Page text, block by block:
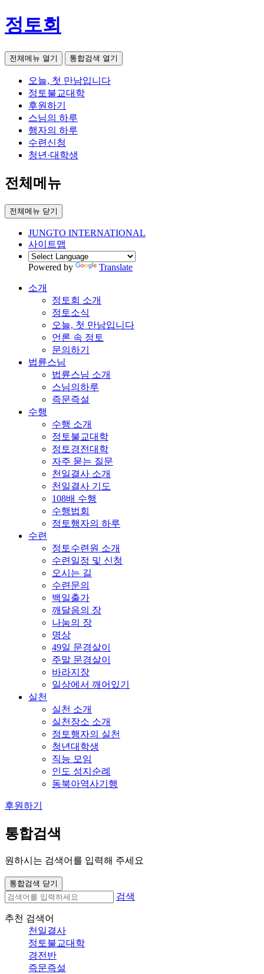
정토회
전체메뉴 열기 통합검색 열기
오늘, 첫 만남입니다
정토불교대학
후원하기
스님의 하루
행자의 하루
수련신청
청년·대학생
전체메뉴
전체메뉴 닫기
JUNGTO INTERNATIONAL
사이트맵
Powered by Translate
소개
정토회 소개
정토소식
오늘, 첫 만남입니다
언론 속 정토
문의하기
법륜스님
법륜스님 소개
스님의하루
즉문즉설
수행
수행 소개
정토불교대학
정토경전대학
자주 묻는 질문
천일결사 소개
천일결사 기도
108배 수행
수행법회
정토행자의 하루
수련
정토수련원 소개
수련일정 및 신청
오시는 길
수련문의
백일출가
깨달음의 장
나눔의 장
명상
49일 문경살이
주말 문경살이
바라지장
일상에서 깨어있기
실천
실천 소개
실천장소 소개
정토행자의 실천
청년대학생
직능 모임
인도 성지순례
동북아역사기행
후원하기
통합검색
원하시는 검색어를 입력해 주세요
통합검색 닫기
검색
추천 검색어
천일결사
정토불교대학
경전반
즉문즉설